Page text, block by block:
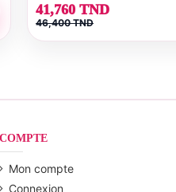
41,760 TND
46,400 TND
COMPTE
Mon compte
Connexion